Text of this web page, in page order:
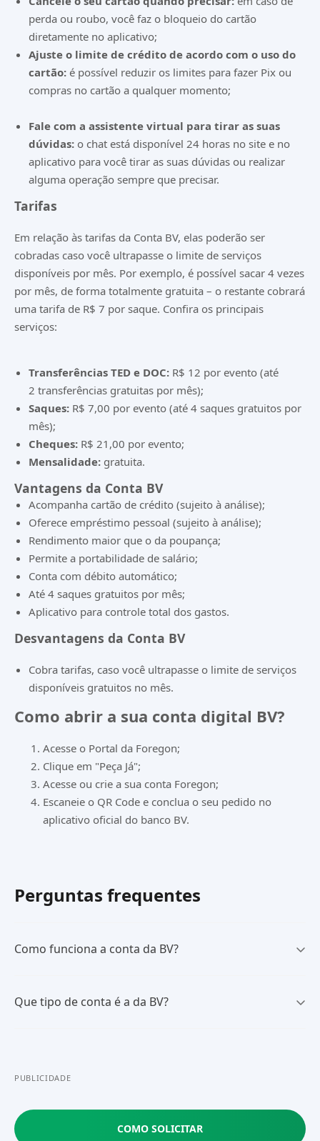
perda ou roubo, você faz o bloqueio do cartão
diretamente no aplicativo;
Ajuste o limite de crédito de acordo com o uso do
cartão: é possível reduzir os limites para fazer Pix ou
compras no cartão a qualquer momento;
Fale com a assistente virtual para tirar as suas
dúvidas: o chat está disponível 24 horas no site e no
aplicativo para você tirar as suas dúvidas ou realizar
alguma operação sempre que precisar.
Tarifas
Em relação às tarifas da Conta BV, elas poderão ser
cobradas caso você ultrapasse o limite de serviços
disponíveis por mês. Por exemplo, é possível sacar 4 vezes
por mês, de forma totalmente gratuita – o restante cobrará
uma tarifa de R$ 7 por saque. Confira os principais
serviços:
Transferências TED e DOC: R$ 12 por evento (até
2 transferências gratuitas por mês);
Saques: R$ 7,00 por evento (até 4 saques gratuitos por
mês);
Cheques: R$ 21,00 por evento;
Mensalidade: gratuita.
Vantagens da Conta BV
Acompanha cartão de crédito (sujeito à análise);
Oferece empréstimo pessoal (sujeito à análise);
Rendimento maior que o da poupança;
Permite a portabilidade de salário;
Conta com débito automático;
Até 4 saques gratuitos por mês;
Aplicativo para controle total dos gastos.
Desvantagens da Conta BV
Cobra tarifas, caso você ultrapasse o limite de serviços
disponíveis gratuitos no mês.
Como abrir a sua conta digital BV?
Acesse o Portal da Foregon;
Clique em "Peça Já";
Acesse ou crie a sua conta Foregon;
Escaneie o QR Code e conclua o seu pedido no
aplicativo oficial do banco BV.
Perguntas frequentes
Como funciona a conta da BV?
Que tipo de conta é a da BV?
PUBLICIDADE
COMO SOLICITAR